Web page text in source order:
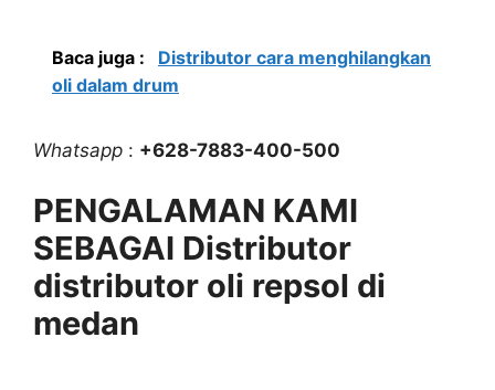
Baca juga :
Distributor cara menghilangkan
oli dalam drum
Whatsapp : +628-7883-400-500
PENGALAMAN KAMI
SEBAGAI Distributor
distributor oli repsol di
medan